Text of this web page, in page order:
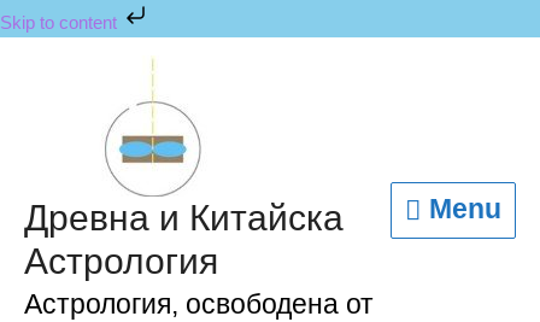
Skip to content
Skip
to
Древна и Китайска
Астрология
Астрология, освободена от
Menu